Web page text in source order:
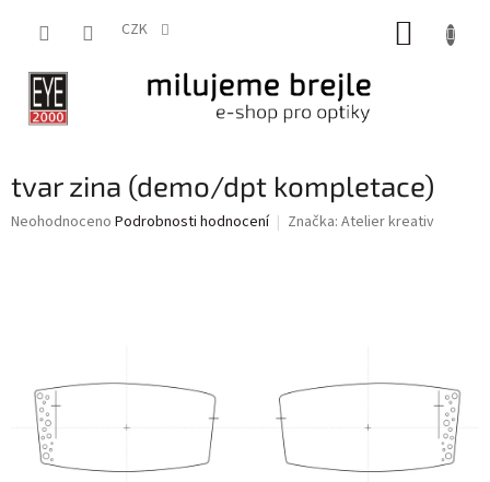
CZK
tvar zina (demo/dpt kompletace)
Průměrné
Neohodnoceno Podrobnosti hodnocení Značka: Atelier kreativ